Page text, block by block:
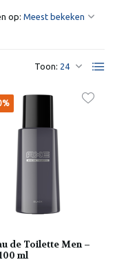
Toon:
op:
de Toilette Men –
ml